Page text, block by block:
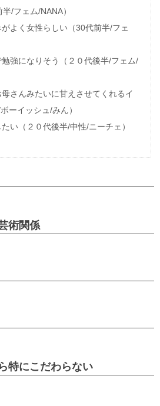
/フェム/NANA）
よく女性らしい（30代前半/フェ
強になりそう（２０代後半/フェム/
さんみたいに甘えさせてくれるイ
ーイッシュ/みん）
い（２０代後半/中性/ニーチェ）
術関係
特にこだわらない